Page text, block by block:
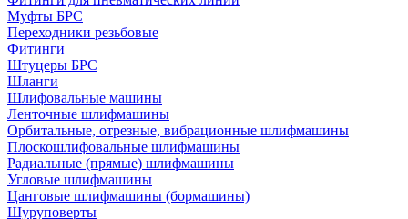
Муфты БРС
Переходники резьбовые
Фитинги
Штуцеры БРС
Шланги
Шлифовальные машины
Ленточные шлифмашины
Орбитальные, отрезные, вибрационные шлифмашины
Плоскошлифовальные шлифмашины
Радиальные (прямые) шлифмашины
Угловые шлифмашины
Цанговые шлифмашины (бормашины)
Шуруповерты